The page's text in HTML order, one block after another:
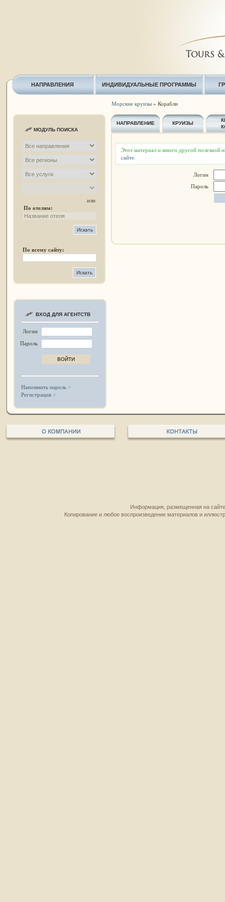
НАПРАВЛЕНИЯ ИНДИВИДУАЛЬНЫЕ ПРОГРАММЫ
МОДУЛЬ ПОИСКА
или
По отелям:
По всему сайту:
ВХОД ДЛЯ АГЕНТСТВ
Логин
Пароль
Напомнить пароль
Регистрация
Морские круизы» Корабли
НАПРАВЛЕНИЕ КРУИЗЫ
Этот материал и много другой
сайте
Логин
Пароль
Информация, размещенная на
Копирование и любое воспроизведение материалов и